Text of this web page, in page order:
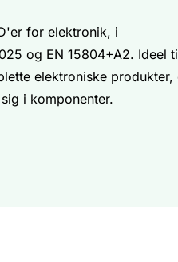
for elektronik, i
og EN 15804+A2. Ideel
elektroniske produkter,
i komponenter.